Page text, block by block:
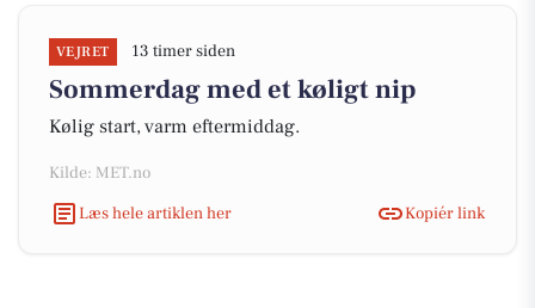
VEJRET 13 timer siden
Sommerdag med et køligt nip
Kølig start, varm eftermiddag.
Kilde: MET.no
Læs hele artiklen her
Kopiér link